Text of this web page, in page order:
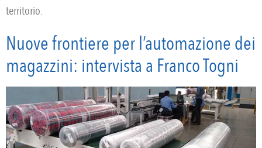
territorio.
Nuove frontiere per l’automazione dei
magazzini: intervista a Franco Togni